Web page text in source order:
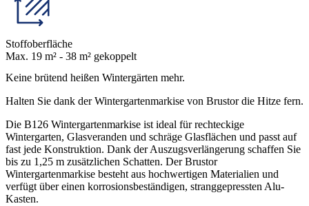
Stoffoberfläche
Max. 19 m² - 38 m² gekoppelt
Keine brütend heißen Wintergärten mehr.
Halten Sie dank der Wintergartenmarkise von Brustor die Hitze fern.
Die B126 Wintergartenmarkise ist ideal für rechteckige
Wintergarten, Glasveranden und schräge Glasflächen und passt auf
fast jede Konstruktion. Dank der Auszugsverlängerung schaffen Sie
bis zu 1,25 m zusätzlichen Schatten. Der Brustor
Wintergartenmarkise besteht aus hochwertigen Materialien und
verfügt über einen korrosionsbeständigen, stranggepressten Alu-
Kasten.